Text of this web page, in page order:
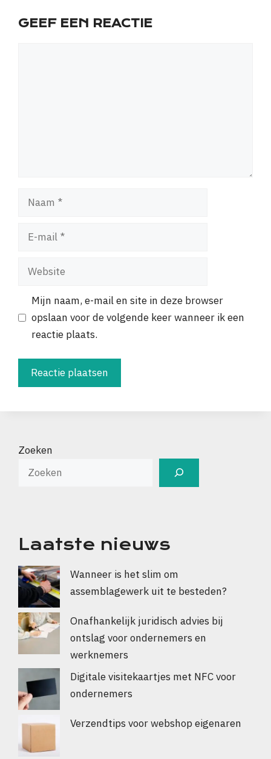
GEEF EEN REACTIE
Naam
Website
Mijn naam, e-mail en site in deze browser
opslaan voor de volgende keer wanneer ik een
reactie plaats.
Zoeken
Laatste nieuws
Wanneer is het slim om
assemblagewerk uit te besteden?
Onafhankelijk juridisch advies bij
ontslag voor ondernemers en
werknemers
Digitale visitekaartjes met NFC voor
ondernemers
Verzendtips voor webshop eigenaren